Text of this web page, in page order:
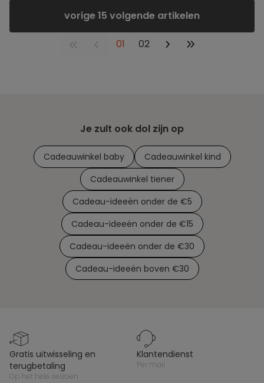
vorige 15 volgende artikelen
01 02
Je zult ook dol zijn op
Cadeauwinkel baby
Cadeauwinkel kind
Cadeauwinkel tiener
Cadeau-ideeën onder de €5
Cadeau-ideeën onder de €15
Cadeau-ideeën onder de €30
Cadeau-ideeën boven €30
gratis uitwisseling en
terugbetaling
op het hele seizoen
klantendienst
per mail